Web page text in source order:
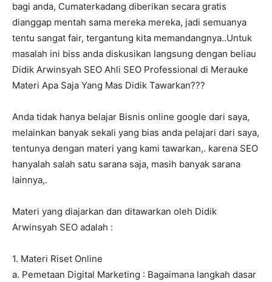
bagi anda, Cumaterkadang diberikan secara gratis
dianggap mentah sama mereka mereka, jadi semuanya
tentu sangat fair, tergantung kita memandangnya..Untuk
masalah ini biss anda diskusikan langsung dengan beliau
Didik Arwinsyah SEO Ahli SEO Professional di Merauke
Materi Apa Saja Yang Mas Didik Tawarkan???
Anda tidak hanya belajar Bisnis online google dari saya,
melainkan banyak sekali yang bias anda pelajari dari saya,
tentunya dengan materi yang kami tawarkan,. karena SEO
hanyalah salah satu sarana saja, masih banyak sarana
lainnya,.
Materi yang diajarkan dan ditawarkan oleh Didik
Arwinsyah SEO adalah :
1. Materi Riset Online
a. Pemetaan Digital Marketing : Bagaimana langkah dasar